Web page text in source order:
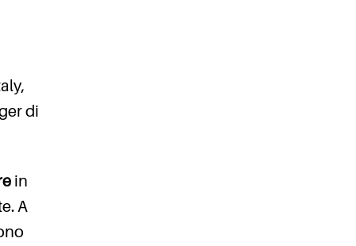
di
in
A